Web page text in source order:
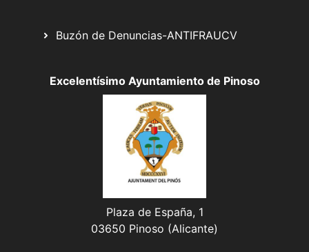
Buzón de Denuncias-ANTIFRAUCV
Excelentísimo Ayuntamiento de Pinoso
Plaza de España, 1
03650 Pinoso (Alicante)